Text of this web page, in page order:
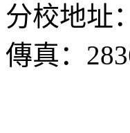
分校地址
傳真：